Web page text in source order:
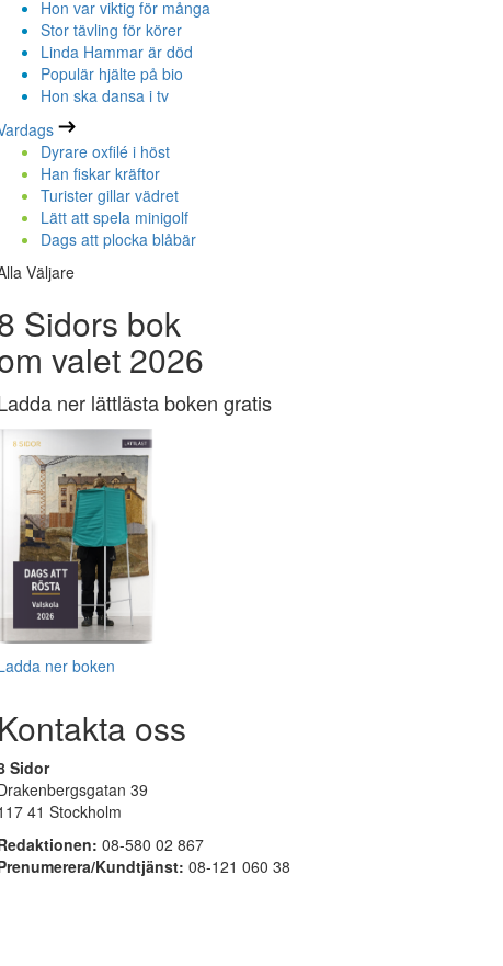
Hon var viktig för många
Stor tävling för körer
Linda Hammar är död
Populär hjälte på bio
Hon ska dansa i tv
Dyrare oxfilé i höst
Han fiskar kräftor
Turister gillar vädret
Lätt att spela minigolf
Dags att plocka blåbär
Väljare
Sidors bok
valet 2026
ner lättlästa boken gratis
ner boken
Kontakta oss
Sidor
39
41 Stockholm
08-580 02 867
Kundtjänst: 08-121 060 38